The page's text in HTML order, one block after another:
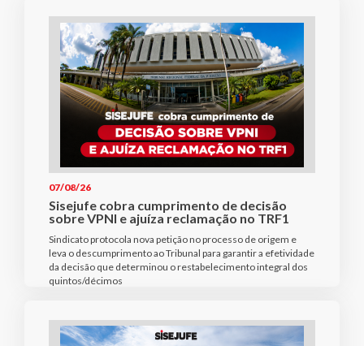
07/08/26
Sisejufe cobra cumprimento de decisão
sobre VPNI e ajuíza reclamação no TRF1
Sindicato protocola nova petição no processo de origem e
leva o descumprimento ao Tribunal para garantir a efetividade
da decisão que determinou o restabelecimento integral dos
quintos/décimos